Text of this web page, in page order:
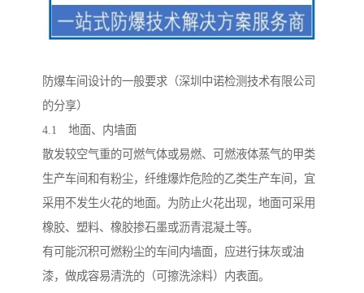
防爆车间设计的一般要求（深圳中诺检测技术有限公司
的分享）
4.1 地面、内墙面
散发较空气重的可燃气体或易燃、可燃液体蒸气的甲类
生产车间和有粉尘，纤维爆炸危险的乙类生产车间，宜
采用不发生火花的地面。为防止火花出现，地面可采用
橡胶、塑料、橡胶掺石墨或沥青混凝土等。
有可能沉积可燃粉尘的车间内墙面，应进行抹灰或油
漆，做成容易清洗的（可擦洗涂料）内表面。